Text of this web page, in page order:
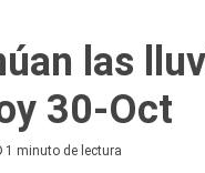
las
30-Oct
1 minuto de lectura